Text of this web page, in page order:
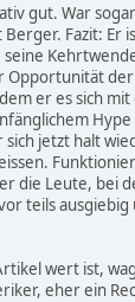
gut. War
Fazit: Er
Opportunität
er es sich mit
jetzt halt
die Leute, bei
teils
wert ist,
eher ein